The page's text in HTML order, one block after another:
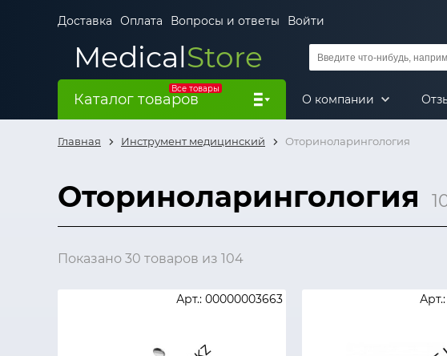
Доставка Оплата Вопросы и ответы Войти
MedicalStore
Все товары
Каталог товаров О компании
Главная Инструмент медицинский Оториноларингология
Оториноларингология
Показано 30 товаров из 104
Арт.: 00000003663